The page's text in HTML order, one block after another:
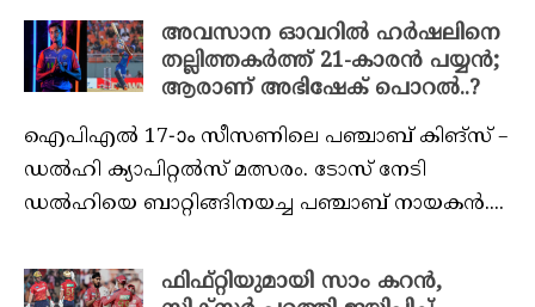
അവസാന ഓവറിൽ ഹർഷലിനെ
തല്ലിത്തകർത്ത് 21-കാരൻ പയ്യൻ;
ആരാണ് അഭിഷേക് പൊറൽ..?
ഐപിഎല്‍ 17-ാം സീസണിലെ പഞ്ചാബ് കിങ്‌സ് –
ഡല്‍ഹി ക്യാപിറ്റല്‍സ് മത്സരം. ടോസ് നേടി
ഡല്‍ഹിയെ ബാറ്റിങ്ങിനയച്ച പഞ്ചാബ് നായകന്‍....
ഫിഫ്റ്റിയുമായി സാം കറൻ,